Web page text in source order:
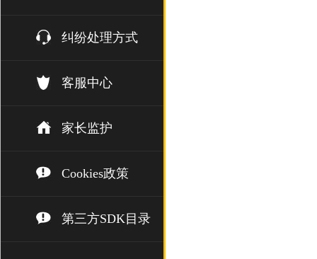
纠纷处理方式
客服中心
家长监护
Cookies政策
第三方SDK目录